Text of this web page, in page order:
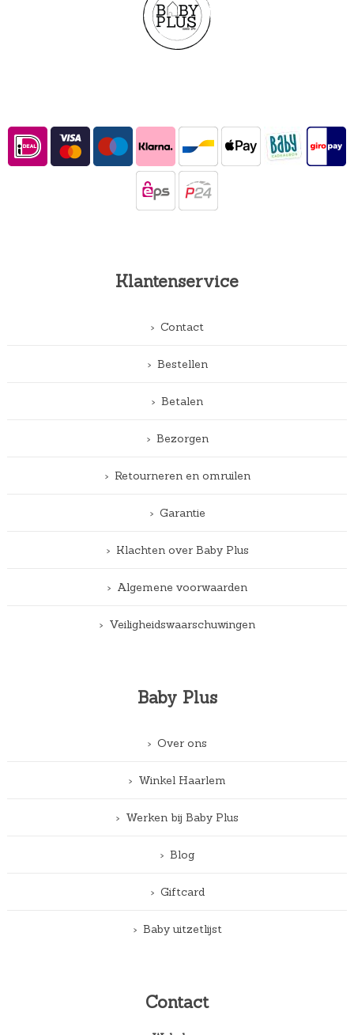
Klantenservice
Contact
Bestellen
Betalen
Bezorgen
Retourneren en omruilen
Garantie
Klachten over Baby Plus
Algemene voorwaarden
Veiligheidswaarschuwingen
Baby Plus
Over ons
Winkel Haarlem
Werken bij Baby Plus
Blog
Giftcard
Baby uitzetlijst
Contact